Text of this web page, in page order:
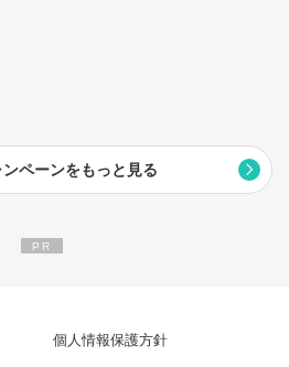
ペーンをもっと見る
個人情報保護方針